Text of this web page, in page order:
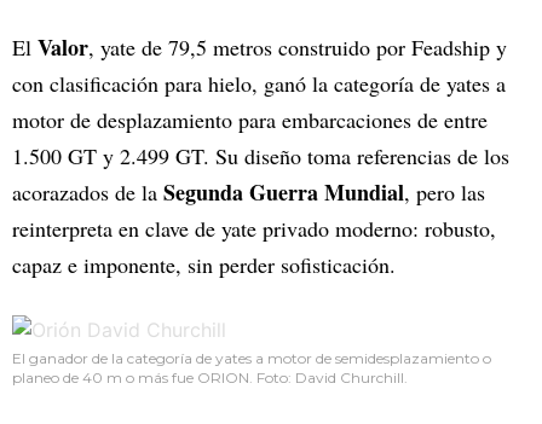
El Valor, yate de 79,5 metros construido por Feadship y
con clasificación para hielo, ganó la categoría de yates a
motor de desplazamiento para embarcaciones de entre
1.500 GT y 2.499 GT. Su diseño toma referencias de los
acorazados de la Segunda Guerra Mundial, pero las
reinterpreta en clave de yate privado moderno: robusto,
capaz e imponente, sin perder sofisticación.
El ganador de la categoría de yates a motor de semidesplazamiento o
planeo de 40 m o más fue ORION. Foto: David Churchill.